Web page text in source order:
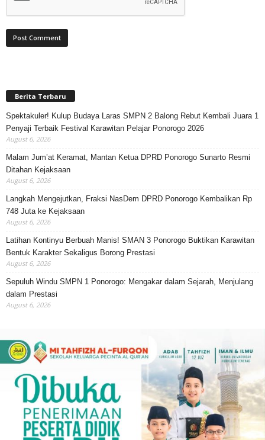
Berita Terbaru
Spektakuler! Kulup Budaya Laras SMPN 2 Balong Rebut Kembali Juara 1
Penyaji Terbaik Festival Karawitan Pelajar Ponorogo 2026
August 6, 2026
Malam Jum’at Keramat, Mantan Ketua DPRD Ponorogo Sunarto Resmi
Ditahan Kejaksaan
August 6, 2026
Langkah Mengejutkan, Fraksi NasDem DPRD Ponorogo Kembalikan Rp
748 Juta ke Kejaksaan
August 6, 2026
Latihan Kontinyu Berbuah Manis! SMAN 3 Ponorogo Buktikan Karawitan
Bentuk Karakter Sekaligus Borong Prestasi
August 6, 2026
Sepuluh Windu SMPN 1 Ponorogo: Mengakar dalam Sejarah, Menjulang
dalam Prestasi
August 6, 2026